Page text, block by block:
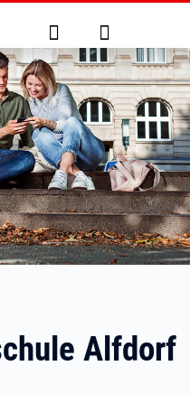
Suche Anmelden
Alfdorf